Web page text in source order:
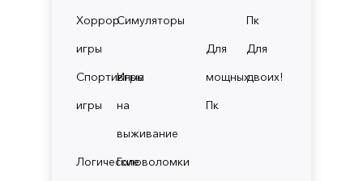
Хоррор
игры
Симуляторы
Спортивные
игры
Игры
на
выживание
ЛогическиеГоловоломки
Пк
Для
мощных
Пк
Для
двоих!